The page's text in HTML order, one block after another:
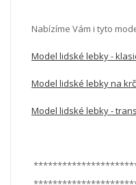
Nabízíme Vám i tyto
Model lidské lebky -
Model lidské lebky na
Model lidské lebky -